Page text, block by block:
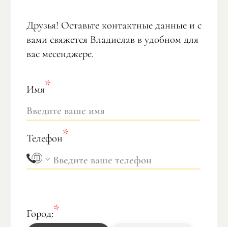
Друзья! Оставьте контактные данные и с
вами свяжется Владислав в удобном для
вас месенджере.
Имя
Телефон
Город: